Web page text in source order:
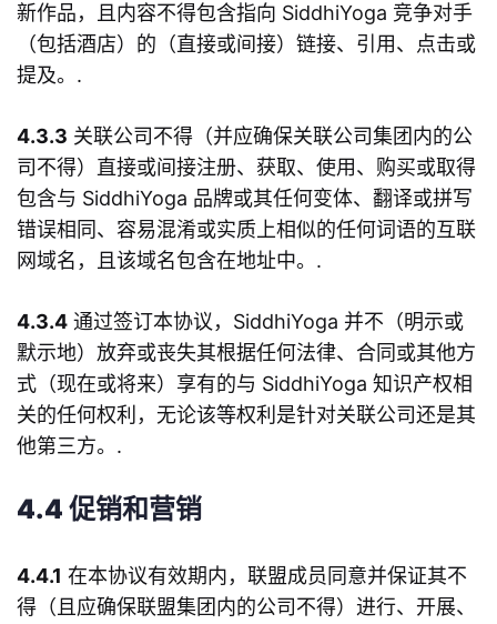
新作品，且内容不得包含指向 SiddhiYoga 竞争对手
（包括酒店）的（直接或间接）链接、引用、点击或
提及。.
4.3.3 关联公司不得（并应确保关联公司集团内的公
司不得）直接或间接注册、获取、使用、购买或取得
包含与 SiddhiYoga 品牌或其任何变体、翻译或拼写
错误相同、容易混淆或实质上相似的任何词语的互联
网域名，且该域名包含在地址中。.
4.3.4 通过签订本协议，SiddhiYoga 并不（明示或
默示地）放弃或丧失其根据任何法律、合同或其他方
式（现在或将来）享有的与 SiddhiYoga 知识产权相
关的任何权利，无论该等权利是针对关联公司还是其
他第三方。.
4.4 促销和营销
4.4.1 在本协议有效期内，联盟成员同意并保证其不
得（且应确保联盟集团内的公司不得）进行、开展、